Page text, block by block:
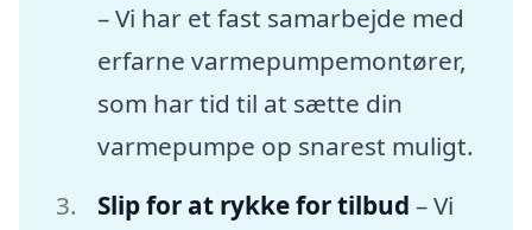
– Vi har et fast samarbejde med
erfarne varmepumpemontører,
som har tid til at sætte din
varmepumpe op snarest muligt.
Slip for at rykke for tilbud – Vi